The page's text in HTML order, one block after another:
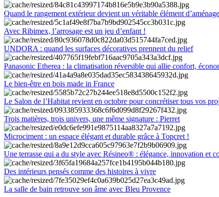
Quand le rangement extérieur devient un véritable élément
Avec Ribimex, l’arrosage est un jeu d’enfant !
UNDORA : quand les surfaces décoratives prennent du relief
Panasonic Etherea : la climatisation réversible qui allie confort,
Le bien-être en bois made in France
Le Salon de l’Habitat revient en octobre pour concrétiser tous vos
Trois matières, trois univers, une même signature : Pierret
Microciment : un espace élégant et durable grâce à Topcret !
Une terrasse qui a du style avec Résineo® : élégance, innovation et
Des intérieurs pensés comme des histoires à vivre
La salle de bain retrouve son âme avec Bleu Provence